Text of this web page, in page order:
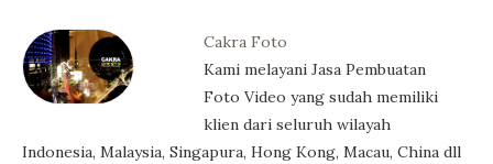
Cakra Foto
Kami melayani Jasa Pembuatan
Foto Video yang sudah memiliki
klien dari seluruh wilayah
Indonesia, Malaysia, Singapura, Hong Kong, Macau, China dll